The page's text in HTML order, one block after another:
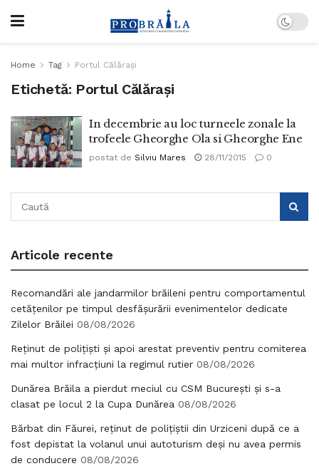
Home Tag Portul Călăraşi
Etichetă: Portul Călăraşi
In decembrie au loc turneele zonale la
trofeele Gheorghe Ola si Gheorghe Ene
postat de Silviu Mares 28/11/2015 0
Articole recente
Recomandări ale jandarmilor brăileni pentru comportamentul
cetățenilor pe timpul desfășurării evenimentelor dedicate
Zilelor Brăilei 08/08/2026
Reținut de polițiști și apoi arestat preventiv pentru comiterea
mai multor infracțiuni la regimul rutier 08/08/2026
Dunărea Brăila a pierdut meciul cu CSM București și s-a
clasat pe locul 2 la Cupa Dunărea 08/08/2026
Bărbat din Făurei, reținut de polițiștii din Urziceni după ce a
fost depistat la volanul unui autoturism deși nu avea permis
de conducere 08/08/2026